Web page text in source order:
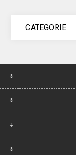
CATEGORIE